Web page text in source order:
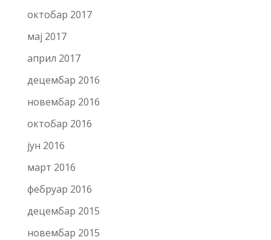
октобар 2017
мај 2017
април 2017
децембар 2016
новембар 2016
октобар 2016
јун 2016
март 2016
фебруар 2016
децембар 2015
новембар 2015